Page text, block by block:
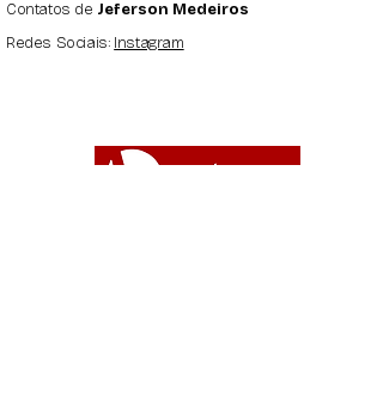
Contatos de Jeferson Medeiros
Redes Sociais: Instagram